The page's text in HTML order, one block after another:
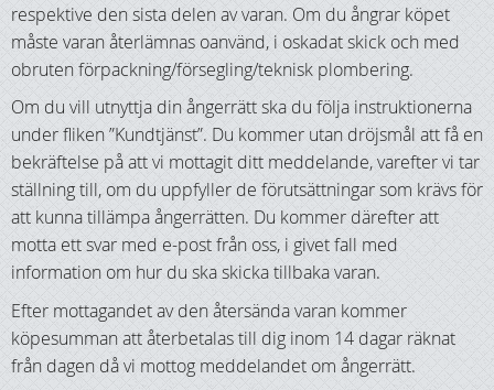
respektive den sista delen av varan. Om du ångrar köpet
måste varan återlämnas oanvänd, i oskadat skick och med
obruten förpackning/försegling/teknisk plombering.
Om du vill utnyttja din ångerrätt ska du följa instruktionerna
under fliken ”Kundtjänst”. Du kommer utan dröjsmål att få en
bekräftelse på att vi mottagit ditt meddelande, varefter vi tar
ställning till, om du uppfyller de förutsättningar som krävs för
att kunna tillämpa ångerrätten. Du kommer därefter att
motta ett svar med e-post från oss, i givet fall med
information om hur du ska skicka tillbaka varan.
Efter mottagandet av den återsända varan kommer
köpesumman att återbetalas till dig inom 14 dagar räknat
från dagen då vi mottog meddelandet om ångerrätt.